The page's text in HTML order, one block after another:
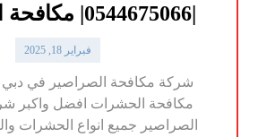
|0544675066| مكافحة الحشرات
فبراير 18, 2025
مكافحة الحشرات افضل واكبر
الصراصير جميع انواع الحشرات